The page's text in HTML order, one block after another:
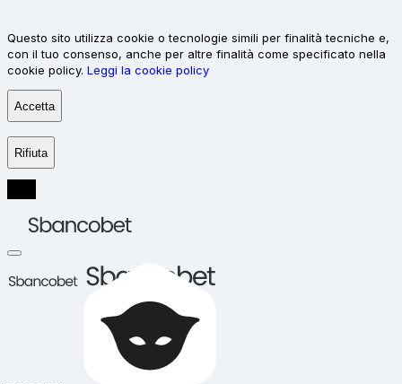
Questo sito utilizza cookie o tecnologie simili per finalità tecniche e,
con il tuo consenso, anche per altre finalità come specificato nella
cookie policy. Leggi la cookie policy
Accetta
Rifiuta